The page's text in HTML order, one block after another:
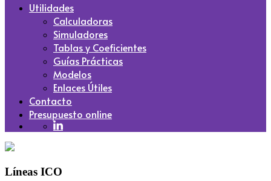
Utilidades
Calculadoras
Simuladores
Tablas y Coeficientes
Guías Prácticas
Modelos
Enlaces Útiles
Contacto
Presupuesto online
Líneas ICO